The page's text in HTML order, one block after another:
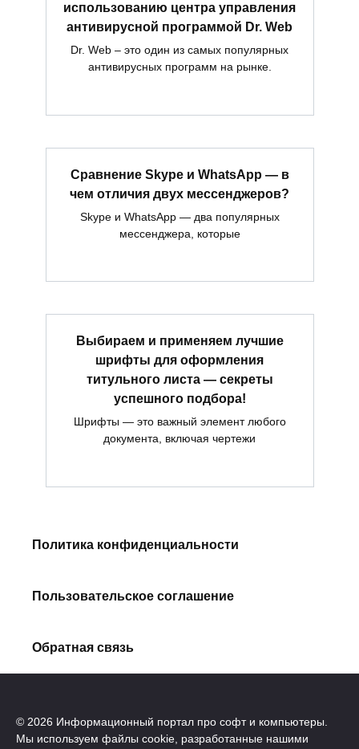
использованию центра управления
антивирусной программой Dr. Web
Dr. Web – это один из самых популярных
антивирусных программ на рынке.
Сравнение Skype и WhatsApp — в
чем отличия двух мессенджеров?
Skype и WhatsApp — два популярных
мессенджера, которые
Выбираем и применяем лучшие
шрифты для оформления
титульного листа — секреты
успешного подбора!
Шрифты — это важный элемент любого
документа, включая чертежи
Политика конфиденциальности
Пользовательское соглашение
Обратная связь
© 2026 Информационный портал про софт и компьютеры.
Мы используем файлы cookie, разработанные нашими